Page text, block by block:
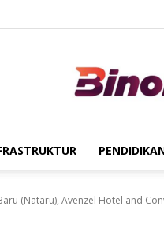
(Nataru), Avenzel Hotel and